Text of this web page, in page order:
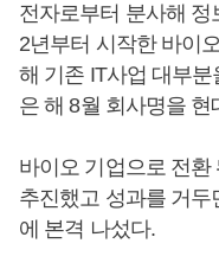
전자로부터 분사해 정
2년부터 시작한 바이
해 기존 IT사업 대부
은 해 8월 회사명을
바이오 기업으로 전
추진했고 성과를 거
에 본격 나섰다.